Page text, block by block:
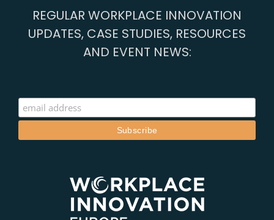
REGULAR WORKPLACE INNOVATION
UPDATES, CASE STUDIES, RESOURCES
AND EVENT NEWS: